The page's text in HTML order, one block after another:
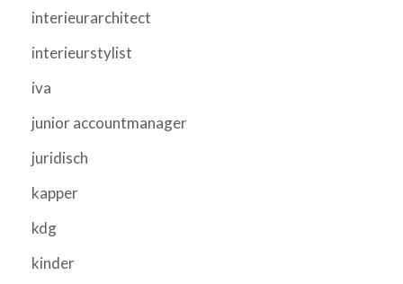
interieurarchitect
interieurstylist
iva
junior accountmanager
juridisch
kapper
kdg
kinder